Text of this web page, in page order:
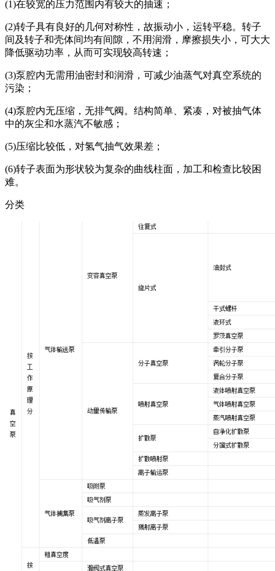
(1)在较宽的压力范围内有较大的抽速；
(2)转子具有良好的几何对称性，故振动小，运转平稳。转子
间及转子和壳体间均有间隙，不用润滑，摩擦损失小，可大大
降低驱动功率，从而可实现较高转速；
(3)泵腔内无需用油密封和润滑，可减少油蒸气对真空系统的
污染；
(4)泵腔内无压缩，无排气阀。结构简单、紧凑，对被抽气体
中的灰尘和水蒸汽不敏感；
(5)压缩比较低，对氢气抽气效果差；
(6)转子表面为形状较为复杂的曲线柱面，加工和检查比较困
难。
分类